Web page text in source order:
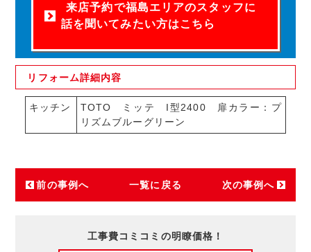
来店予約で福島エリアのスタッフに
話を聞いてみたい方はこちら
リフォーム詳細内容
キッチン
TOTO ミッテ I型2400 扉カラー：プ
リズムブルーグリーン
前の事例へ 一覧に戻る 次の事例へ
工事費コミコミの明瞭価格！